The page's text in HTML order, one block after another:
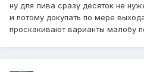
ну для лива сразу десяток не
и потому докупать по мере
проскакивают варианты малобу